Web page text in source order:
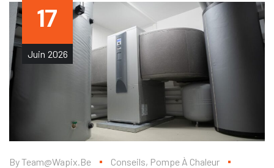
17
Juin 2026
ByTeam@wapix.be Conseils, Pompe À Chaleur